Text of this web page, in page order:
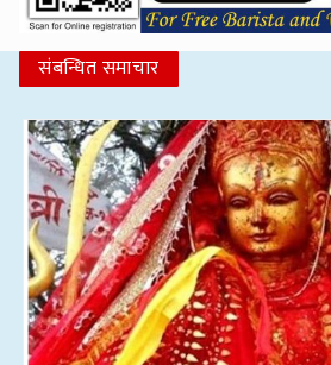
संबन्धित समाचार